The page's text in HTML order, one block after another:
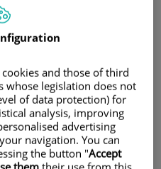
se asocia tradicionalmente
provoca, además de la
sobreesfuerzo del aparato
ardor, acidez, pesadez,
con digestiones lentas y
provocar diarreas, náuseas y
and those of third
whose legislation does not
of data protection) for
analysis, improving
advertising
navigation. You can
the button "Accept